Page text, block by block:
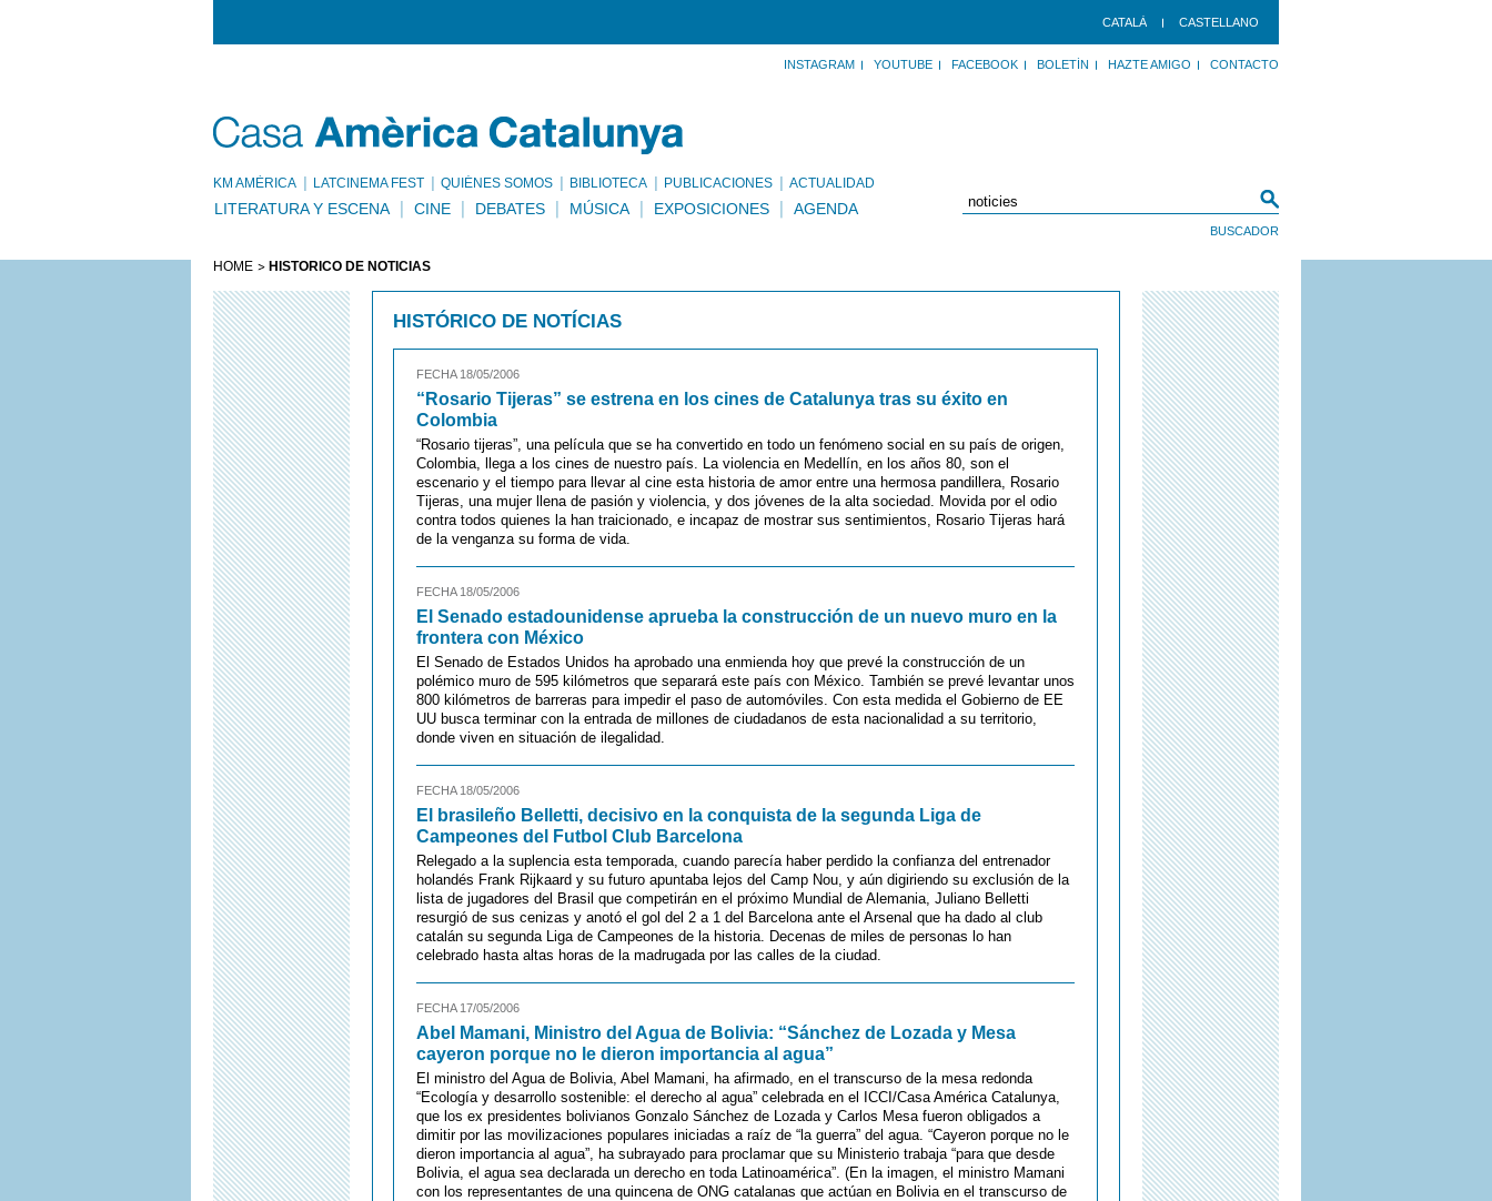
CATALÀ CASTELLANO
INSTAGRAM YOUTUBE FACEBOOK BOLETÍN HAZTE AMIGO CONTACTO
KM AMÈRICA LATCINEMA FEST QUIÉNES SOMOS BIBLIOTECA PUBLICACIONES ACTUALIDAD
LITERATURA Y ESCENA CINE DEBATES MÚSICA EXPOSICIONES AGENDA
HOME HISTÓRICO DE NOTÍCIAS
HISTÓRICO DE NOTÍCIAS
FECHA 18/05/2006
“Rosario Tijeras” se estrena en los cines de Catalunya tras su éxito en
Colombia
“Rosario tijeras”, una película que se ha convertido en todo un fenómeno social en su país de origen,
Colombia, llega a los cines de nuestro país. La violencia en Medellín, en los años 80, son el
escenario y el tiempo para llevar al cine esta historia de amor entre una hermosa pandillera, Rosario
Tijeras, una mujer llena de pasión y violencia, y dos jóvenes de la alta sociedad. Movida por el odio
contra todos quienes la han traicionado, e incapaz de mostrar sus sentimientos, Rosario Tijeras hará
de la venganza su forma de vida.
FECHA 18/05/2006
El Senado estadounidense aprueba la construcción de un nuevo muro en la
frontera con México
El Senado de Estados Unidos ha aprobado una enmienda hoy que prevé la construcción de un
polémico muro de 595 kilómetros que separará este país con México. También se prevé levantar unos
800 kilómetros de barreras para impedir el paso de automóviles. Con esta medida el Gobierno de EE
UU busca terminar con la entrada de millones de ciudadanos de esta nacionalidad a su territorio,
donde viven en situación de ilegalidad.
FECHA 18/05/2006
El brasileño Belletti, decisivo en la conquista de la segunda Liga de
Campeones del Futbol Club Barcelona
Relegado a la suplencia esta temporada, cuando parecía haber perdido la confianza del entrenador
holandés Frank Rijkaard y su futuro apuntaba lejos del Camp Nou, y aún digiriendo su exclusión de la
lista de jugadores del Brasil que competirán en el próximo Mundial de Alemania, Juliano Belletti
resurgió de sus cenizas y anotó el gol del 2 a 1 del Barcelona ante el Arsenal que ha dado al club
catalán su segunda Liga de Campeones de la historia. Decenas de miles de personas lo han
celebrado hasta altas horas de la madrugada por las calles de la ciudad.
FECHA 17/05/2006
Abel Mamani, Ministro del Agua de Bolivia: “Sánchez de Lozada y Mesa
cayeron porque no le dieron importancia al agua”
El ministro del Agua de Bolivia, Abel Mamani, ha afirmado, en el transcurso de la mesa redonda
“Ecología y desarrollo sostenible: el derecho al agua” celebrada en el ICCI/Casa América Catalunya,
que los ex presidentes bolivianos Gonzalo Sánchez de Lozada y Carlos Mesa fueron obligados a
dimitir por las movilizaciones populares iniciadas a raíz de “la guerra” del agua. “Cayeron porque no le
dieron importancia al agua”, ha subrayado para proclamar que su Ministerio trabaja “para que desde
Bolivia, el agua sea declarada un derecho en toda Latinoamérica”. (En la imagen, el ministro Mamani
con los representantes de una quincena de ONG catalanas que actúan en Bolivia en el transcurso de